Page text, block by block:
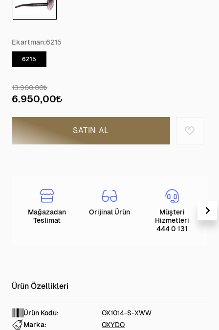
Ekartman:6215
6215
13.900,00
6.950,00
SATIN AL
Mağazadan
Teslimat
Orijinal Ürün
Müşteri
Hizmetleri
444 0 131
Ürün Kodu:
OX1014-S-XWW
Marka:
OXYDO